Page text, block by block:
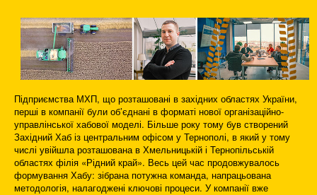
Підприємства МХП, що розташовані в західних областях України,
перші в компанії були об’єднані в форматі нової організаційно-
управлінської хабової моделі. Більше року тому був створений
Західний Хаб із центральним офісом у Тернополі, в який у тому
числі увійшла розташована в Хмельницькій і Тернопільській
областях філія «Рідний край». Весь цей час продовжувалось
формування Хабу: зібрана потужна команда, напрацьована
методологія, налагоджені ключові процеси. У компанії вже